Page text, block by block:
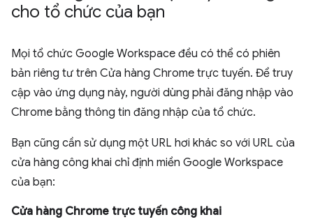
cho tổ chức của bạn
Mọi tổ chức Google Workspace đều có thể có phiên
bản riêng tư trên Cửa hàng Chrome trực tuyến. Để truy
cập vào ứng dụng này, người dùng phải đăng nhập vào
Chrome bằng thông tin đăng nhập của tổ chức.
Bạn cũng cần sử dụng một URL hơi khác so với URL của
cửa hàng công khai chỉ định miền Google Workspace
của bạn:
Cửa hàng Chrome trực tuyến công khai